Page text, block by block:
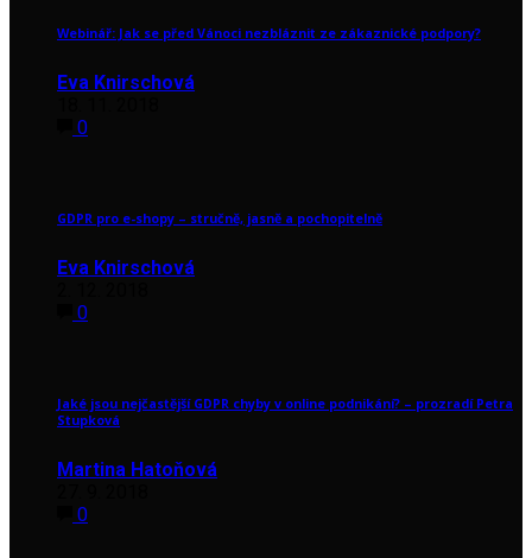
Webinář: Jak se před Vánoci nezbláznit ze zákaznické podpory?
Eva Knirschová
0
GDPR pro e-shopy – stručně, jasně a pochopitelně
Eva Knirschová
0
Jaké jsou nejčastější GDPR chyby v online podnikání? – prozradí Petra
Stupková
Martina Hatoňová
0